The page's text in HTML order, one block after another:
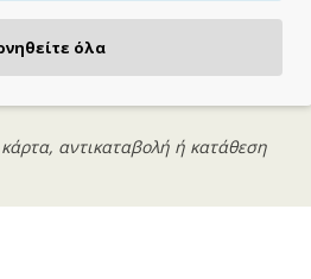
αντικαταβολή ή κατάθεση
όλα